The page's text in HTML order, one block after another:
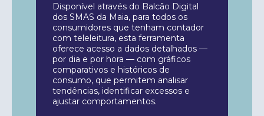
Disponível através do Balcão Digital
dos SMAS da Maia, para todos os
consumidores que tenham contador
com teleleitura, esta ferramenta
oferece acesso a dados detalhados —
por dia e por hora — com gráficos
comparativos e históricos de
consumo, que permitem analisar
tendências, identificar excessos e
ajustar comportamentos.